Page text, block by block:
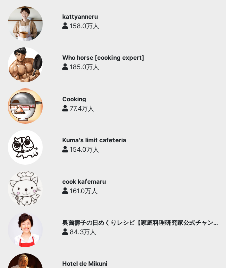
kattyanneru
158.0万人
Who horse [cooking expert]
185.0万人
Cooking
77.4万人
Kuma's limit cafeteria
154.0万人
cook kafemaru
161.0万人
奥薗壽子の日めくりレシピ【家庭料理研究家公式チャン
ネル】
84.3万人
Hotel de Mikuni